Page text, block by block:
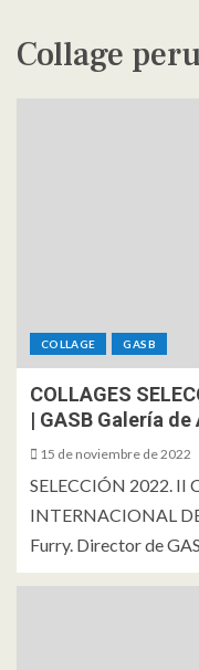
Collage
COLLAGE GASB
COLLAGES
| GASB Galería
15 de noviembre de 2022
SELECCIÓN 2022. II
INTERNACIONAL
Furry. Director de